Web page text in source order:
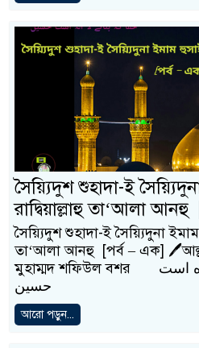
সৈয়্যিদুশ শুহাদা-ই
রাদ্বিয়াল্লাহু তা‘আলা
সৈয়্যিদুশ শুহাদা-ই সৈয়্যিদুনা ইমাম
তা‘আলা আনহু [পর্ব – এক]
মুহাম্মদ শফিউল বশর شاه است حسین پادشاه است
حسین
আরো পড়ুন...